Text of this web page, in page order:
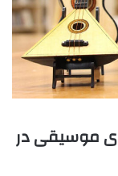
موسیقی در